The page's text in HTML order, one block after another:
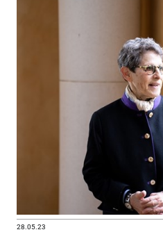
28.05.23